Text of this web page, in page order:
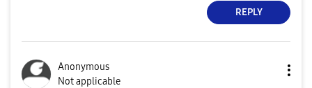
REPLY
Anonymous
Not applicable